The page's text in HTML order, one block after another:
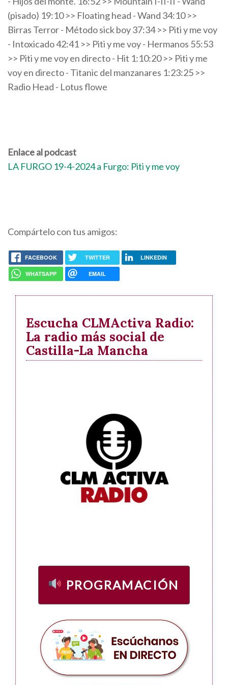
(pisado) 19:10 >> Floating head - Wand 34:10 >>
Birras Terror - Método sick boy 37:34 >> Piti y me voy
- Intoxicado 42:41 >> Piti y me voy - Hermanos 55:53
>> Piti y me voy en directo - Hit 1:10:20 >> Piti y me
voy en directo - Titanic del manzanares 1:23:25 >>
Radio Head - Lotus flowe
Enlace al podcast
LA FURGO 19-4-2024 a Furgo: Piti y me voy
Compártelo con tus amigos:
FACEBOOK TWITTER LINKEDIN
WHATSAPP EMAIL
Escucha CLMActiva Radio:
La radio más social de
Castilla-La Mancha
PROGRAMACIÓN